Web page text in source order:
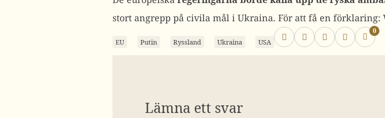
stort angrepp på civila mål i Ukraina. För att få en
EU Putin Ryssland Ukraina USA
0
Lämna ett svar